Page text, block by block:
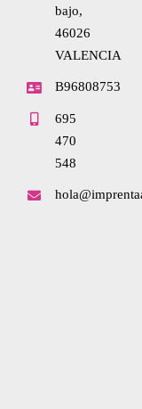
bajo,
46026
VALENCIA
B96808753
695
470
548